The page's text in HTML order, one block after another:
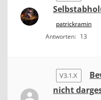
patrickramin
Antworten: 13
V3.1.X
nicht